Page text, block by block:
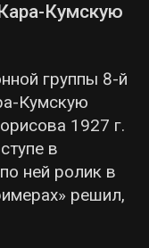
Кумскую
группы 8-й
Кумскую
1927 г.
в
ней ролик в
решил,